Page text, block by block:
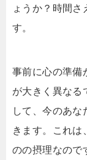
ょうか？時間さ
す。
事前に心の準備
が大きく異なる
して、今のあな
きます。これは
のの摂理なので